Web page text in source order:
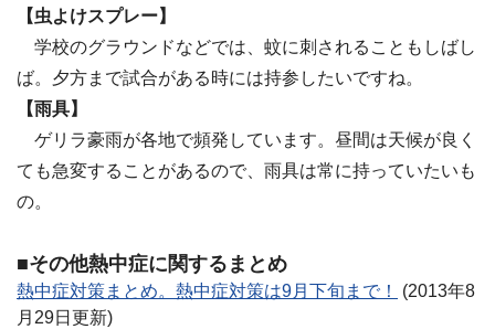
【虫よけスプレー】
学校のグラウンドなどでは、蚊に刺されることもしばし
ば。夕方まで試合がある時には持参したいですね。
【雨具】
ゲリラ豪雨が各地で頻発しています。昼間は天候が良く
ても急変することがあるので、雨具は常に持っていたいも
の。
■その他熱中症に関するまとめ
熱中症対策まとめ。熱中症対策は9月下旬まで！
(2013年8
月29日更新)